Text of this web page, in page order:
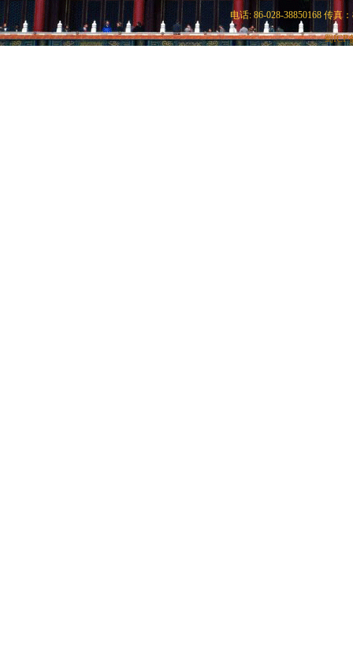
电话: 86-028-38850168 传真
蜀ICP